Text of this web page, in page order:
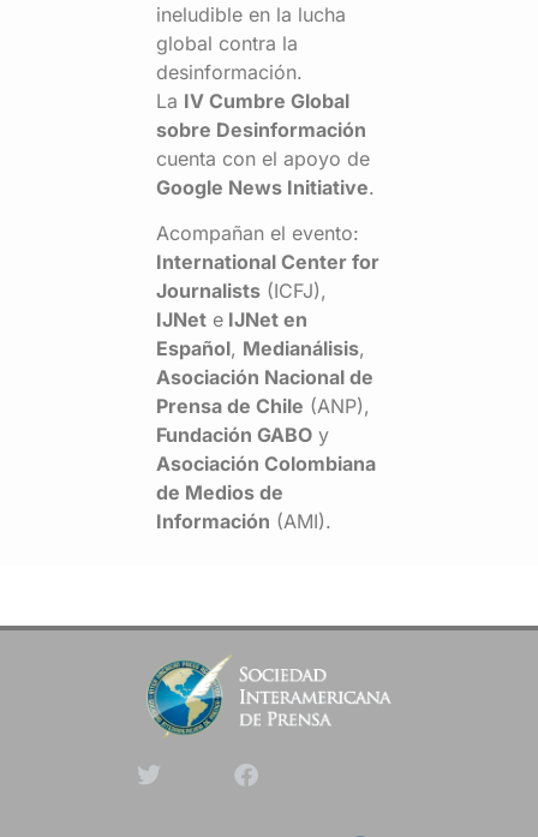
ineludible en la lucha
global contra la
desinformación.
La IV Cumbre Global
sobre Desinformación
cuenta con el apoyo de
Google News Initiative.
Acompañan el evento:
International Center for
Journalists (ICFJ),
IJNet e IJNet en
Español, Medianálisis,
Asociación Nacional de
Prensa de Chile (ANP),
Fundación GABO y
Asociación Colombiana
de Medios de
Información (AMI).